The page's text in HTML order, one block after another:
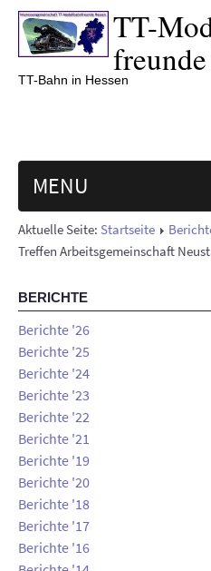
TT-
TT-Bahn in Hessen
MENU
NEUIGKEITEN
BERICHTE
ÜBER UNS
AUSSTELLUNGEN
TT-ANLAGE
KONTAKT
SUCHE
Aktuelle Seite: Startseite
Treffen Arbeitsgemeinschaft
BERICHTE
Berichte '26
Berichte '25
Berichte '24
Berichte '23
Berichte '22
Berichte '21
Berichte '19
Berichte '20
Berichte '18
Berichte '17
Berichte '16